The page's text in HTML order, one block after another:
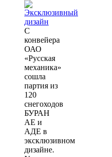
С
конвейера
ОАО
«Русская
механика»
сошла
партия из
120
снегоходов
БУРАН
АЕ и
АДЕ в
эксклюзивном
дизайне.